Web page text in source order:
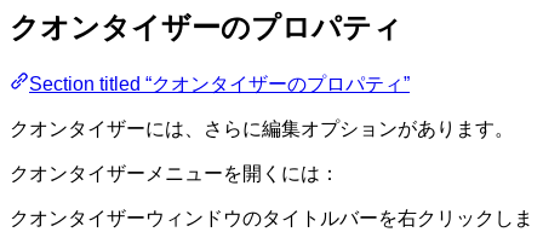
クオンタイザーのプロパティ
Section titled “クオンタイザーのプロパティ”
クオンタイザーには、さらに編集オプションがあります。
クオンタイザーメニューを開くには：
クオンタイザーウィンドウのタイトルバーを右クリックしま